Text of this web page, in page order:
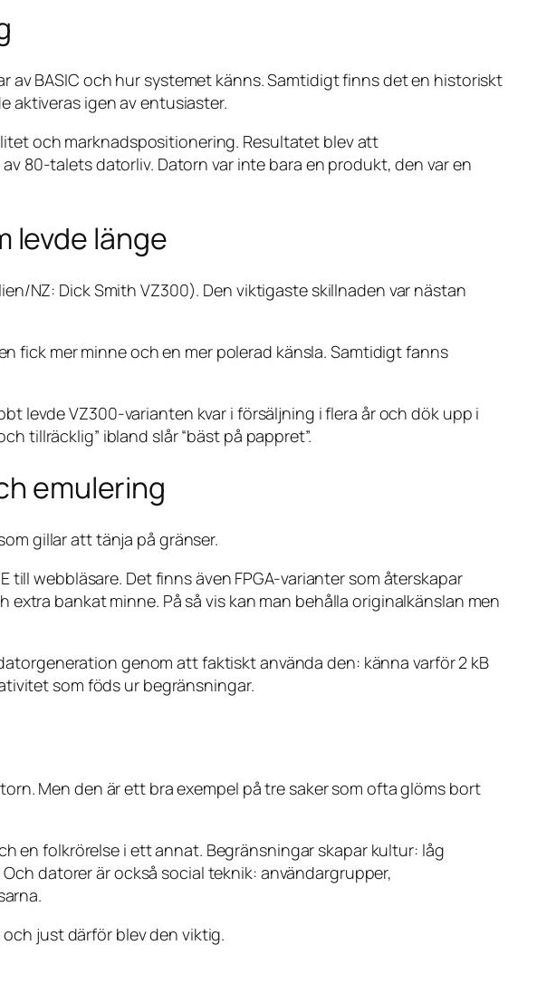
av BASIC och hur systemet känns. Samtidigt finns det en historiskt
aktiveras igen av entusiaster.
och marknadspositionering. Resultatet blev att
80-talets datorliv. Datorn var inte bara en produkt, den var en
levde länge
NZ: Dick Smith VZ300). Den viktigaste skillnaden var nästan
fick mer minne och en mer polerad känsla. Samtidigt fanns
levde VZ300-varianten kvar i försäljning i flera år och dök upp i
tillräcklig” ibland slår “bäst på pappret”.
emulering
gillar att tänja på gränser.
webbläsare. Det finns även FPGA-varianter som återskapar
bankat minne. På så vis kan man behålla originalkänslan men
genom att faktiskt använda den: känna varför 2 kB
som föds ur begränsningar.
Men den är ett bra exempel på tre saker som ofta glöms bort
en folkrörelse i ett annat. Begränsningar skapar kultur: låg
datorer är också social teknik: användargrupper,
och just därför blev den viktig.